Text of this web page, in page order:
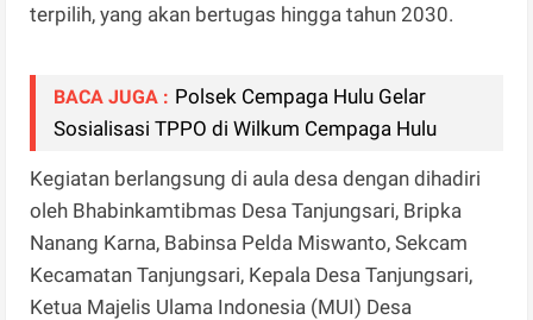
terpilih, yang akan bertugas hingga tahun 2030.
BACA JUGA : Polsek Cempaga Hulu Gelar
Sosialisasi TPPO di Wilkum Cempaga Hulu
Kegiatan berlangsung di aula desa dengan dihadiri
oleh Bhabinkamtibmas Desa Tanjungsari, Bripka
Nanang Karna, Babinsa Pelda Miswanto, Sekcam
Kecamatan Tanjungsari, Kepala Desa Tanjungsari,
Ketua Majelis Ulama Indonesia (MUI) Desa